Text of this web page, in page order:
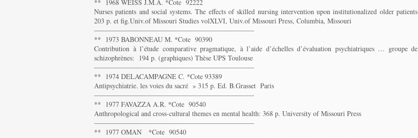
** 1968 WEISS J.M.A. *Cote 92222
Nurses patients and social systems. The effects of skilled nursing intervention upon institutionalized older patients
203 p. et fig.Univ.of Missouri Studies volXLVI, Univ.of Missouri Press, Columbia, Missouri
———————————————————————-
** 1973 BABONNEAU M. *Cote 90390
Contribution à l’étude comparative pragmatique, à l’aide d’échelles d’évaluation psychiatriques … groupe de
schizophrènes: 194 p. (graphiques) Thèse UPS Toulouse
———————————————————————-
** 1974 DELACAMPAGNE C. *Cote 93389
Antipsychiatrie. les voies du sacré » 315 p. Ed. B.Grasset Paris
———————————————————————-
** 1977 FAVAZZA A.R. *Cote 90540
Anthropological and cross-cultural themes en mental health: 368 p. University of Missouri Press
———————————————————————-
** 1977 OMAN *Cote 90540